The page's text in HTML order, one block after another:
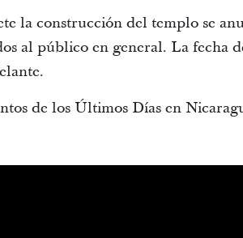
la construcción del templo se
al público en general. La fecha
de los Últimos Días en